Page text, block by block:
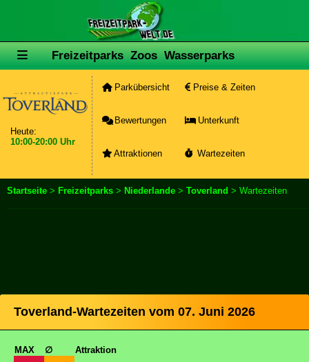
Freizeitparks Zoos Wasserparks
Heute:
10:00-20:00 Uhr
Parkübersicht Preise & Zeiten
Bewertungen Unterkunft
Attraktionen Wartezeiten
Startseite > Freizeitparks > Niederlande > Toverland > Wartezeiten
Toverland-Wartezeiten vom 07. Juni 2026
MAX ∅ Attraktion